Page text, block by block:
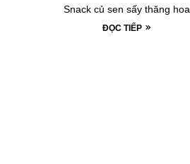
Snack củ sen sấy thăng hoa
ĐỌC TIẾP